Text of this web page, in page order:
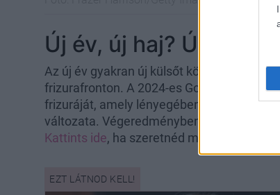
Új év, új haj? Úgy tűnik!
Az új év gyakran új külsőt követel, és nem
frizurafronton. A 2024-es Golden Globe
frizuráját, amely lényegében az ikonikus,
változata. Végeredményben ez egy vállig
Kattints ide, ha szeretnéd meglesni